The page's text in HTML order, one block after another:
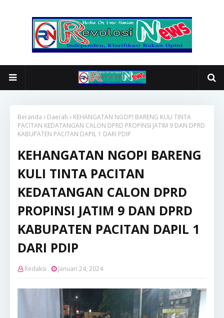
Beranda Daerah
KEHANGATAN NGOPI BARENG KULI TINTA
PACITAN KEDATANGAN CALON DPRD PROPINSI JATIM 9 DAN DPRD
KABUPATEN PACITAN DAPIL 1 DARI PDIP
KEHANGATAN NGOPI BARENG
KULI TINTA PACITAN
KEDATANGAN CALON DPRD
PROPINSI JATIM 9 DAN DPRD
KABUPATEN PACITAN DAPIL 1
DARI PDIP
Redaksi Januari 24, 2024